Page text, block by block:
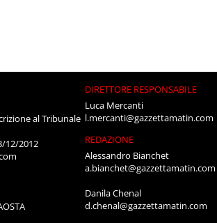
al Tribunale
12/2012
DIRETTORE RESPONSABILE
Luca Mercanti
l.mercanti@gazzettamatin.com
REDAZIONE
Alessandro Bianchet
a.bianchet@gazzettamatin.com
Danila Chenal
d.chenal@gazzettamatin.com